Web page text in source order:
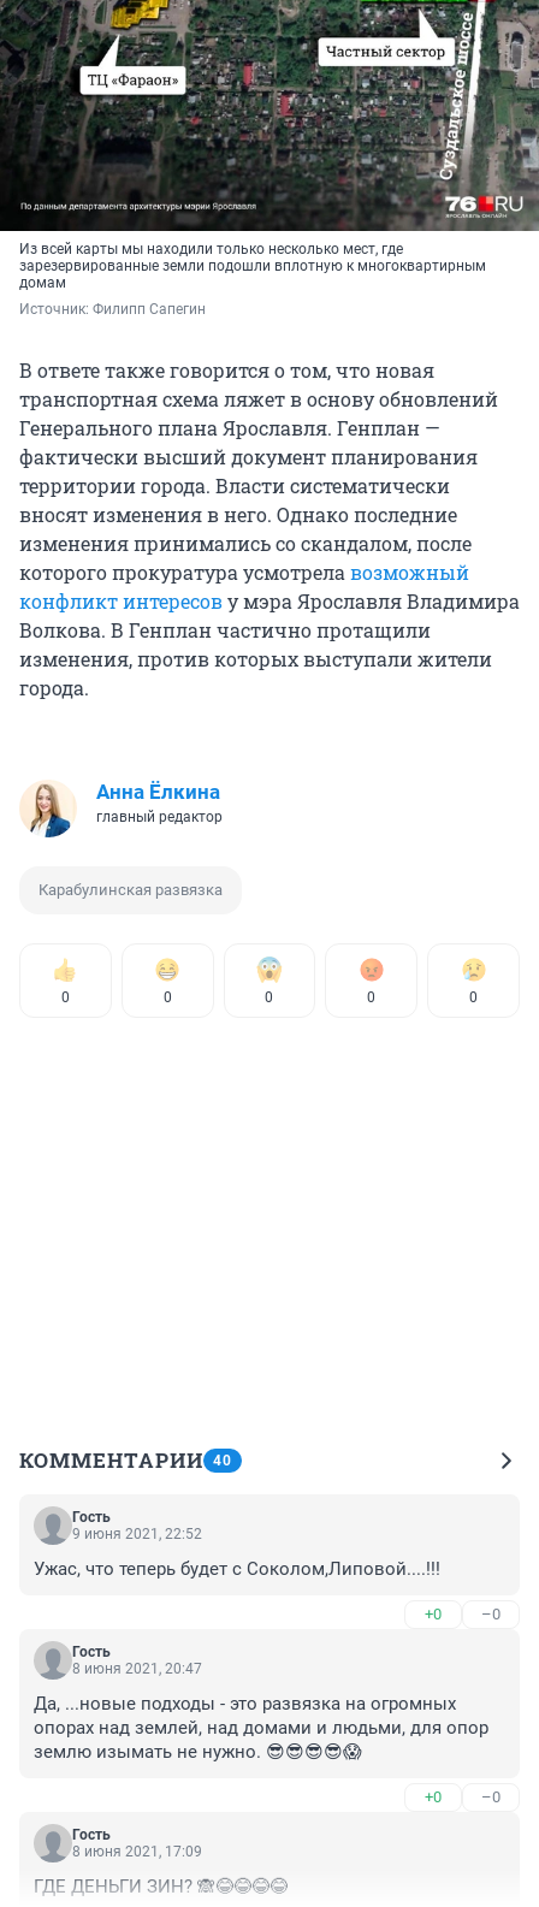
Из всей карты мы находили только несколько мест, где
зарезервированные земли подошли вплотную к многоквартирным
домам
Источник: Филипп Сапегин
В ответе также говорится о том, что новая
транспортная схема ляжет в основу обновлений
Генерального плана Ярославля. Генплан —
фактически высший документ планирования
территории города. Власти систематически
вносят изменения в него. Однако последние
изменения принимались со скандалом, после
которого прокуратура усмотрелавозможный
конфликт интересову мэра Ярославля Владимира
Волкова. В Генплан частично протащили
изменения, против которых выступали жители
города.
Анна Ёлкина
главный редактор
Карабулинская развязка
0 0 0 0 0
КОММЕНТАРИИ 40
Гость
9 июня 2021, 22:52
Ужас, что теперь будет с Соколом,Липовой....!!!
+0 –0
Гость
8 июня 2021, 20:47
Да, ...новые подходы - это развязка на огромных
опорах над землей, над домами и людьми, для опор
землю изымать не нужно. 😎😎😎😎😱
+0 –0
Гость
8 июня 2021, 17:09
ГДЕ ДЕНЬГИ ЗИН? 🙈😂😂😂😂